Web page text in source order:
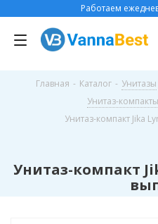
Работаем
Главная - Каталог - Унитазы
Унитаз-компакты
Унитаз-компакт Jika
Унитаз-компакт